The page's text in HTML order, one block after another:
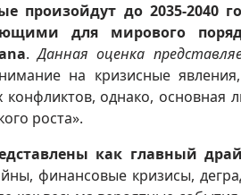
произойдут до 2035-2040
для мирового
.Данная оценка
на кризисные
однако, основная
роста».
как главный
финансовые кризисы,